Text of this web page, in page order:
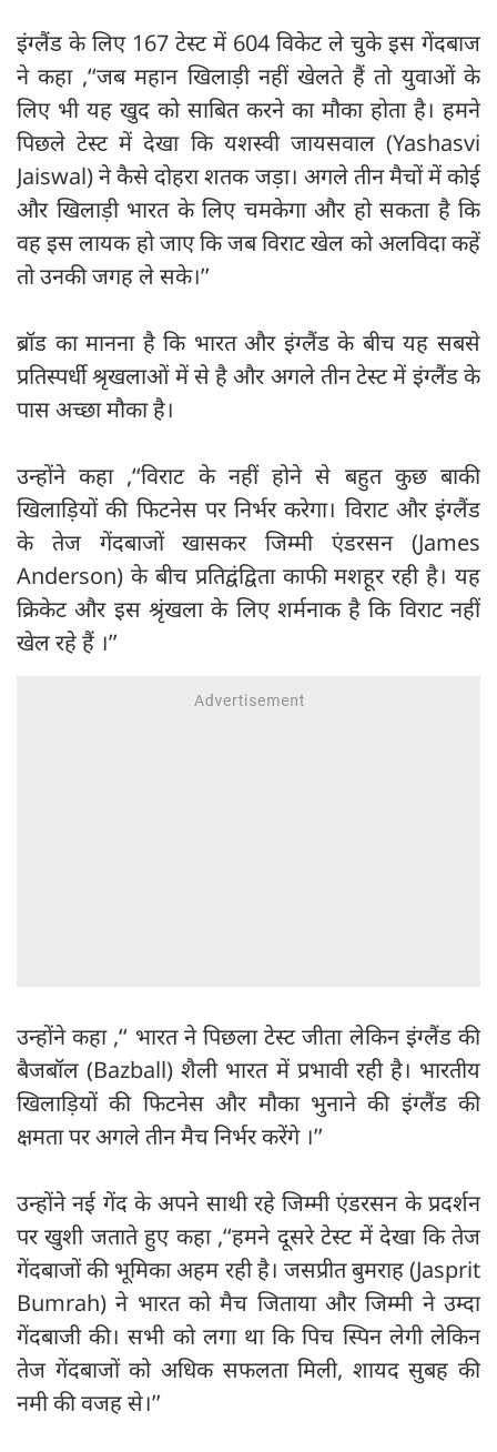
इंग्लैंड के लिए 167 टेस्ट में 604 विकेट ले चुके इस गेंदबाज
ने कहा ,‘‘जब महान खिलाड़ी नहीं खेलते हैं तो युवाओं के
लिए भी यह खुद को साबित करने का मौका होता है। हमने
पिछले टेस्ट में देखा कि यशस्वी जायसवाल (Yashasvi
Jaiswal) ने कैसे दोहरा शतक जड़ा। अगले तीन मैचों में कोई
और खिलाड़ी भारत के लिए चमकेगा और हो सकता है कि
वह इस लायक हो जाए कि जब विराट खेल को अलविदा कहें
तो उनकी जगह ले सके।’’
ब्रॉड का मानना है कि भारत और इंग्लैंड के बीच यह सबसे
प्रतिस्पर्धी श्रृखलाओं में से है और अगले तीन टेस्ट में इंग्लैंड के
पास अच्छा मौका है।
उन्होंने कहा ,‘‘विराट के नहीं होने से बहुत कुछ बाकी
खिलाड़ियों की फिटनेस पर निर्भर करेगा। विराट और इंग्लैंड
के तेज गेंदबाजों खासकर जिम्मी एंडरसन (James
Anderson) के बीच प्रतिद्वंद्विता काफी मशहूर रही है। यह
क्रिकेट और इस श्रृंखला के लिए शर्मनाक है कि विराट नहीं
खेल रहे हैं ।’’
उन्होंने कहा ,‘‘ भारत ने पिछला टेस्ट जीता लेकिन इंग्लैंड की
बैजबॉल (Bazball) शैली भारत में प्रभावी रही है। भारतीय
खिलाड़ियों की फिटनेस और मौका भुनाने की इंग्लैंड की
क्षमता पर अगले तीन मैच निर्भर करेंगे ।’’
उन्होंने नई गेंद के अपने साथी रहे जिम्मी एंडरसन के प्रदर्शन
पर खुशी जताते हुए कहा ,‘‘हमने दूसरे टेस्ट में देखा कि तेज
गेंदबाजों की भूमिका अहम रही है। जसप्रीत बुमराह (Jasprit
Bumrah) ने भारत को मैच जिताया और जिम्मी ने उम्दा
गेंदबाजी की। सभी को लगा था कि पिच स्पिन लेगी लेकिन
तेज गेंदबाजों को अधिक सफलता मिली, शायद सुबह की
नमी की वजह से।’’